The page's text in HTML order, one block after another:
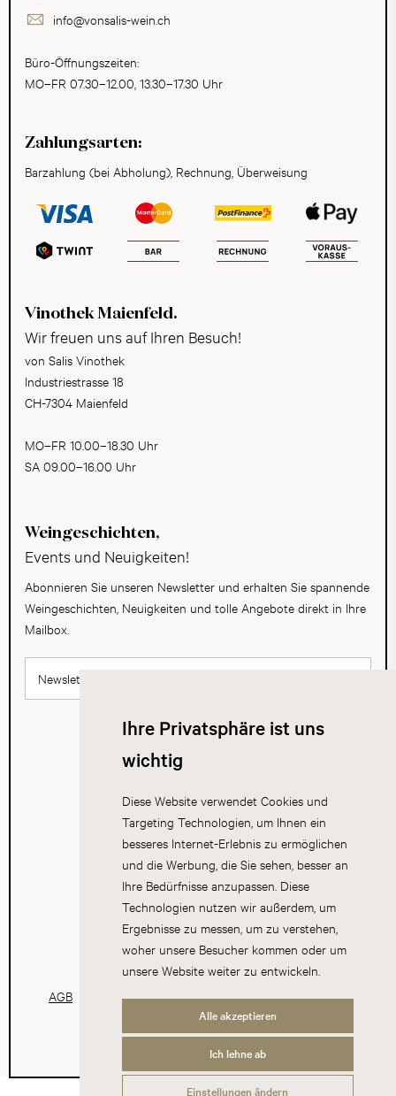
Ihre Privatsphäre ist uns
wichtig
Diese Website verwendet Cookies und
Targeting Technologien, um Ihnen ein
besseres Internet-Erlebnis zu ermöglichen
und die Werbung, die Sie sehen, besser an
Ihre Bedürfnisse anzupassen. Diese
Technologien nutzen wir außerdem, um
Ergebnisse zu messen, um zu verstehen,
woher unsere Besucher kommen oder um
unsere Website weiter zu entwickeln.
Alle akzeptieren
Ich lehne ab
Einstellungen ändern
info@vonsalis-wein.ch
Büro-Öffnungszeiten:
MO–FR 07.30–12.00, 13.30–17.30 Uhr
Zahlungsarten:
Barzahlung (bei Abholung), Rechnung, Überweisung
Vinothek Maienfeld.
Wir freuen uns auf Ihren Besuch!
von Salis Vinothek
Industriestrasse 18
CH-7304 Maienfeld
MO–FR 10.00–18.30 Uhr
SA 09.00–16.00 Uhr
Weingeschichten,
Events und Neuigkeiten!
Abonnieren Sie unseren Newsletter und erhalten Sie spannende
Weingeschichten, Neuigkeiten und tolle Angebote direkt in Ihre
Mailbox.
Newsletter abonnieren
AGB Datenschutz Impressum Cookies